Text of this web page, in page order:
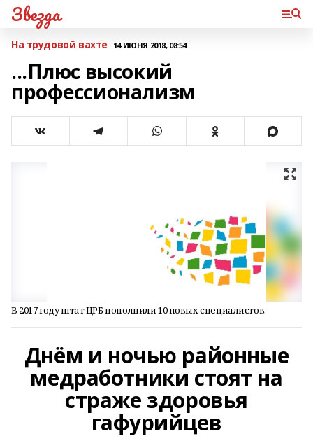
Звезда
На трудовой вахте 14 ИЮНЯ 2018, 08:54
...Плюс высокий
профессионализм
В 2017 году штат ЦРБ пополнили 10 новых специалистов.
Днём и ночью районные
медработники стоят на
страже здоровья
гафурийцев